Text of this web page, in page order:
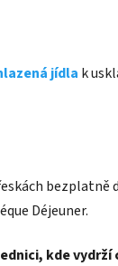
jídla k
Déjeuner.
kde vydrží